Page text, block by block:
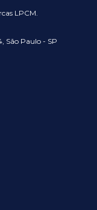
LPCM.
São Paulo - SP